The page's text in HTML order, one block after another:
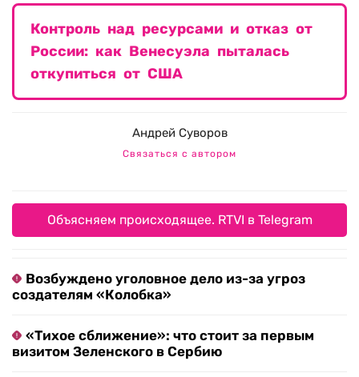
Контроль над ресурсами и отказ от
России: как Венесуэла пыталась
откупиться от США
Андрей Суворов
Связаться с автором
Объясняем происходящее. RTVI в Telegram
Возбуждено уголовное дело из-за угроз
создателям «Колобка»
«Тихое сближение»: что стоит за первым
визитом Зеленского в Сербию